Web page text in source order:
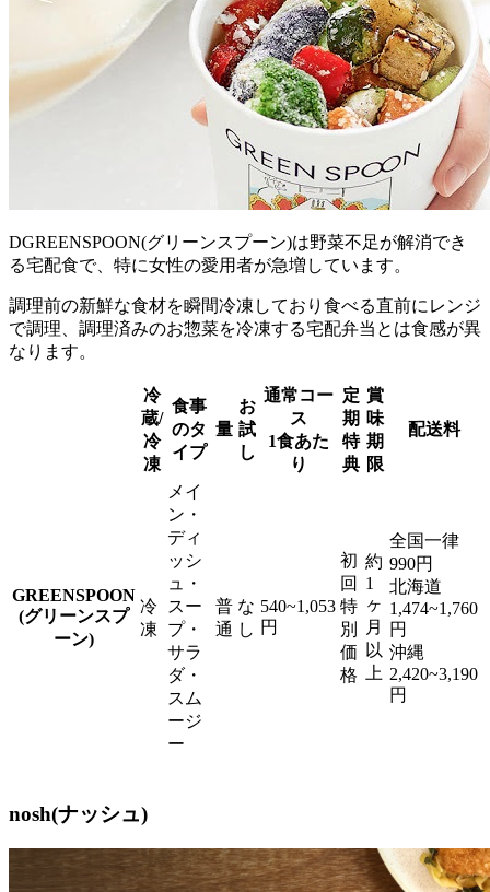
DGREENSPOON(グリーンスプーン)は野菜不足が解消でき
る宅配食で、特に女性の愛用者が急増 しています。
調理前の新鮮な食材を瞬間冷凍しており食べる直前にレンジ
で調理、調理済みのお惣菜を冷凍する宅配弁当とは食感が異
なります。
冷
蔵/
冷
凍
食事
のタ
イプ
量
お
試
し
通常コー
ス
1食あた
り
定
期
特
典
賞
味
期
限
配送料
GREENSPOON
(グリーンスプ
ーン)
冷
凍
メイ
ン・
ディ
ッシ
ュ・
スー
プ・
サラ
ダ・
スム
ージ
ー
普
通
な
し
540~1,053
円
初
回
特
別
価
格
約
1
ヶ
月
以
上
全国一律
990円
北海道
1,474~1,760
円
沖縄
2,420~3,190
円
nosh(ナッシュ)